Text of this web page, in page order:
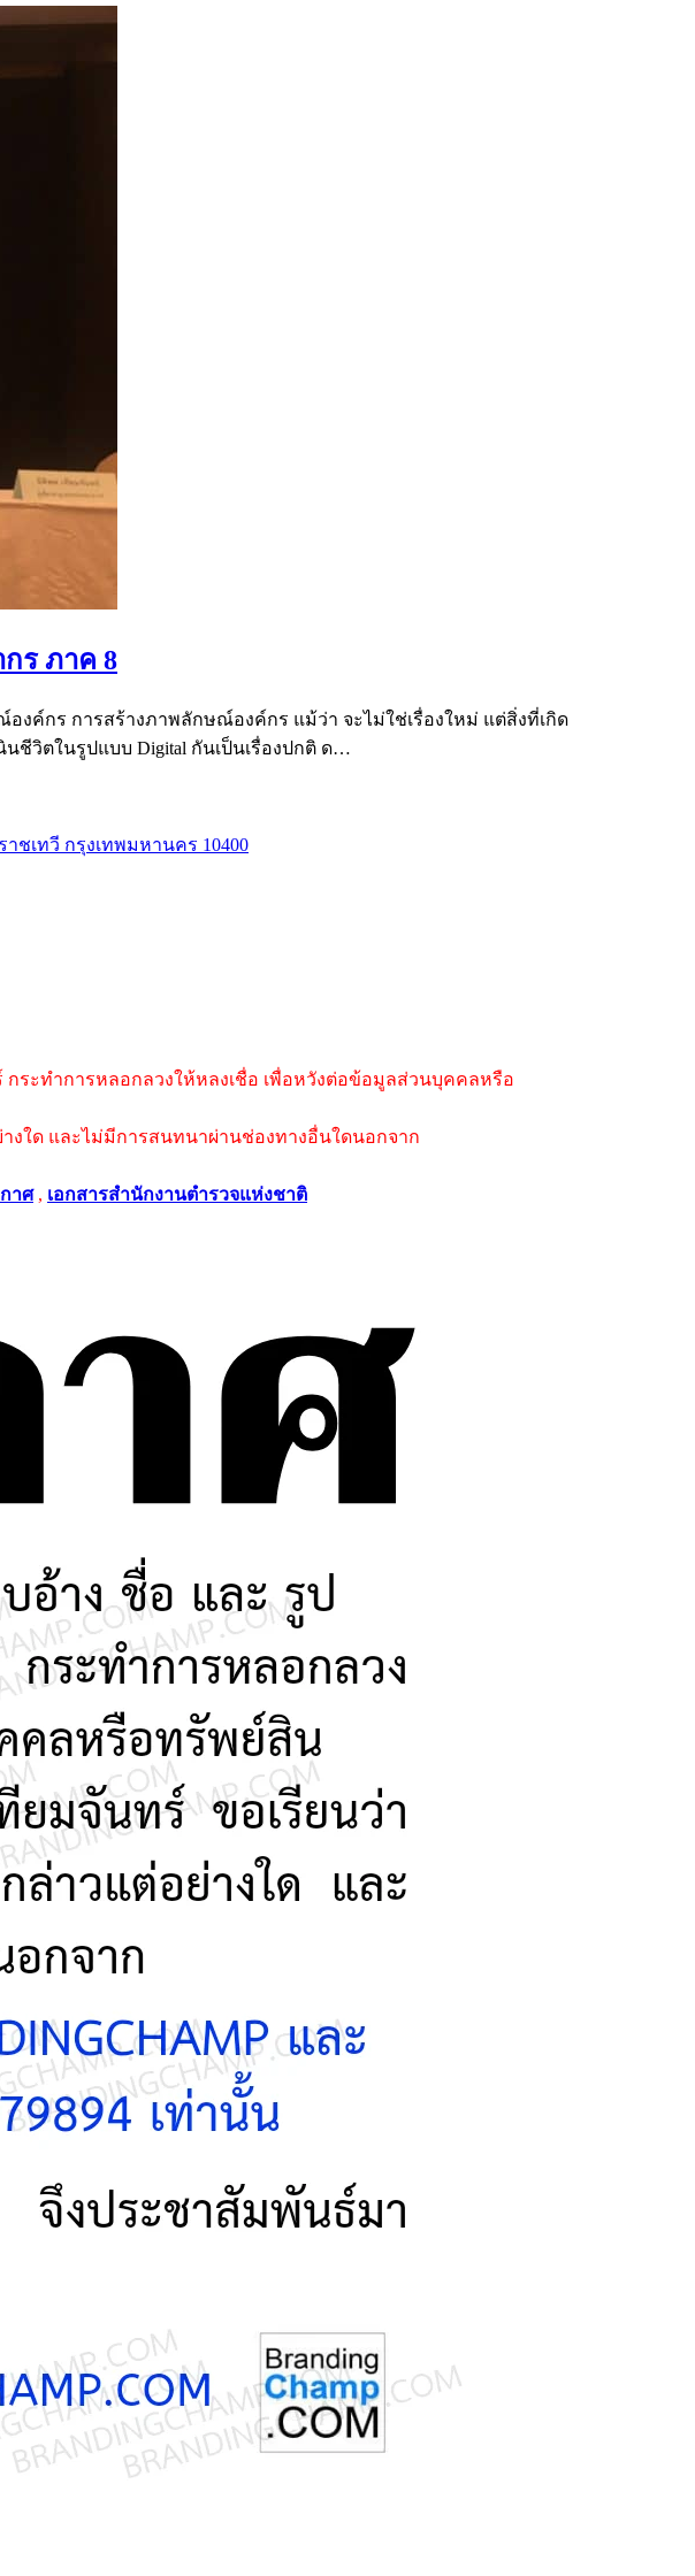
ร ภาค 8
ค์กร การสร้างภาพลักษณ์องค์กร แม้ว่า จะไม่ใช่เรื่องใหม่ แต่สิ่งที่เกิด
ชีวิตในรูปแบบ Digital กันเป็นเรื่องปกติ ด…
ชเทวี กรุงเทพมหานคร 10400
ะทำการหลอกลวงให้หลงเชื่อ เพื่อหวังต่อข้อมูลส่วนบุคคลหรือ
งใด และไม่มีการสนทนาผ่านช่องทางอื่นใดนอกจาก
าศ, เอกสารสำนักงานตำรวจแห่งชาติ